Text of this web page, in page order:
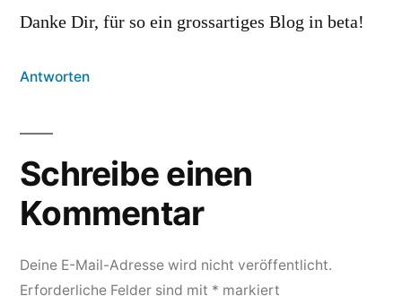
Danke Dir, für so ein grossartiges Blog in beta!
Antworten
Schreibe einen
Kommentar
Deine E-Mail-Adresse wird nicht veröffentlicht.
Erforderliche Felder sind mit * markiert